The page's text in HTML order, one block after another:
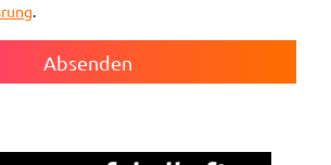
.
Absenden